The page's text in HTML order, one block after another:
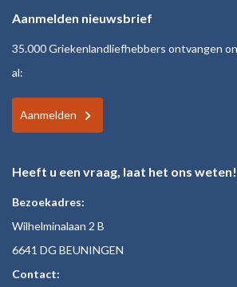
Aanmelden nieuwsbrief
35.000 Griekenlandliefhebbers ontvangen
al:
Aanmelden
Heeft u een vraag, laat het ons weten!
Bezoekadres:
Wilhelminalaan 2 B
6641 DG BEUNINGEN
Contact: